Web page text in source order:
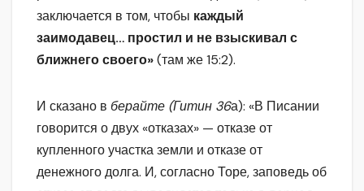
заключается в том, чтобы каждый
заимодавец… простил и не взыскивал с
ближнего своего»(там же 15:2).
И сказано в берайте (Гитин 36а): «В Писании
говорится о двух «отказах» — отказе от
купленного участка земли и отказе от
денежного долга. И, согласно Торе, заповедь об